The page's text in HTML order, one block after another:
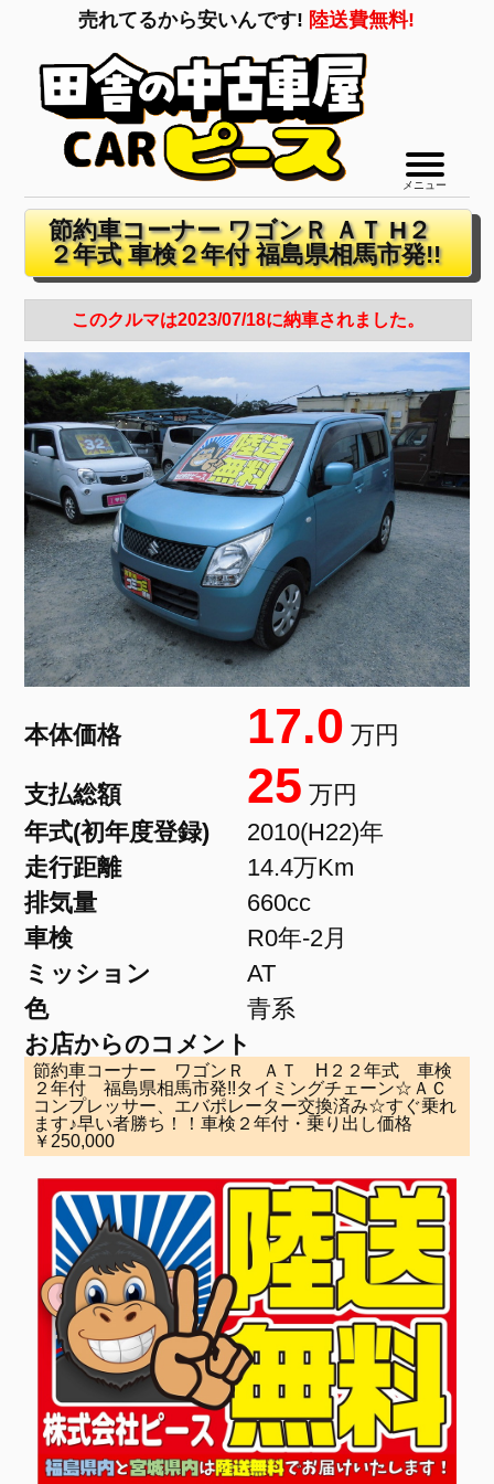
売れてるから安いんです! 陸送費無料!
メニュー
節約車コーナー ワゴンＲ ＡＴ H２
２年式 車検２年付 福島県相馬市発!!
このクルマは2023/07/18に納車されました。
本体価格 17.0 万円
支払総額 25 万円
年式(初年度登録)
2010(H22)年
走行距離
14.4万Km
排気量
660cc
車検
R0年-2月
ミッション
AT
色
青系
お店からのコメント
節約車コーナー ワゴンＲ ＡＴ H２２年式 車検
２年付 福島県相馬市発!!タイミングチェーン☆ＡＣ
コンプレッサー、エバポレーター交換済み☆すぐ乗れ
ます♪早い者勝ち！！車検２年付・乗り出し価格
￥250,000